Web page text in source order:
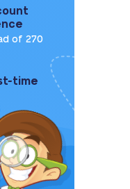
of 270
time